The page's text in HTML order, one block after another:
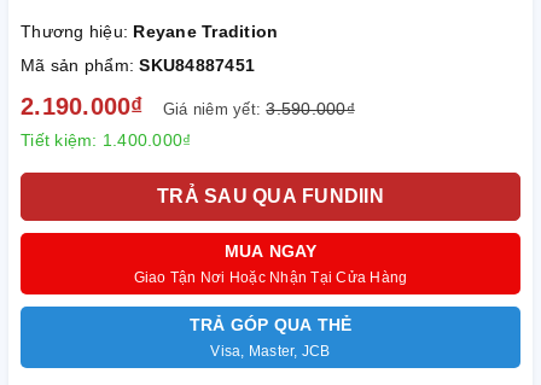
Thương hiệu: Reyane Tradition
Mã sản phẩm:SKU84887451
2.190.000₫ Giá niêm yết:3.590.000₫
Tiết kiệm: 1.400.000₫
TRẢ SAU QUA FUNDIIN
MUA NGAY
Giao Tận Nơi Hoặc Nhận Tại Cửa Hàng
TRẢ GÓP QUA THẺ
Visa, Master, JCB